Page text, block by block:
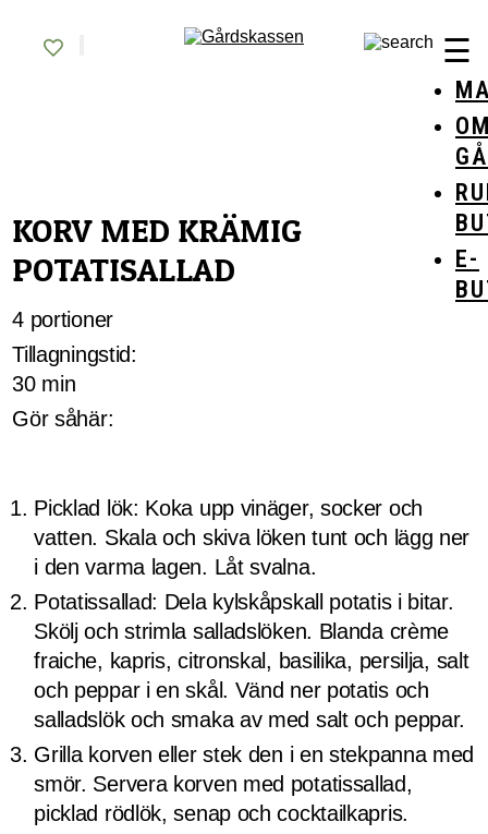
content
☰
E-
KORV MED KRÄMIG
POTATISALLAD
4 portioner
Tillagningstid:
30 min
Gör såhär:
Picklad lök: Koka upp vinäger, socker och
vatten. Skala och skiva löken tunt och lägg ner
i den varma lagen. Låt svalna.
Potatissallad: Dela kylskåpskall potatis i bitar.
Skölj och strimla salladslöken. Blanda crème
fraiche, kapris, citronskal, basilika, persilja, salt
och peppar i en skål. Vänd ner potatis och
salladslök och smaka av med salt och peppar.
Grilla korven eller stek den i en stekpanna med
smör. Servera korven med potatissallad,
picklad rödlök, senap och cocktailkapris.